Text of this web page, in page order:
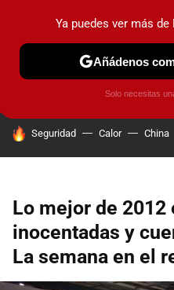
PRUEBAS COCHES
HOY SE HABLA DE
Seguridad Calor China
Lo mejor de 2012
inocentadas y
La semana en el
Ya puedes ver más
Añádenos
Solo necesitas